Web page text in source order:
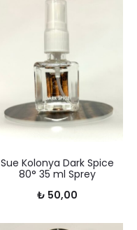
Sue Kolonya Dark Spice
80° 35 ml Sprey
₺ 50,00